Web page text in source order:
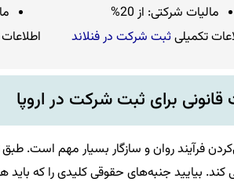
مالیات شرکتی: از 20%
تکمیلیثبت شرکت در فنلاند
قانونی برای ثبت شرکت در اروپا
فرآیند روان و سازگار بسیار مهم است.
بیایید جنبه‌های حقوقی کلیدی را که